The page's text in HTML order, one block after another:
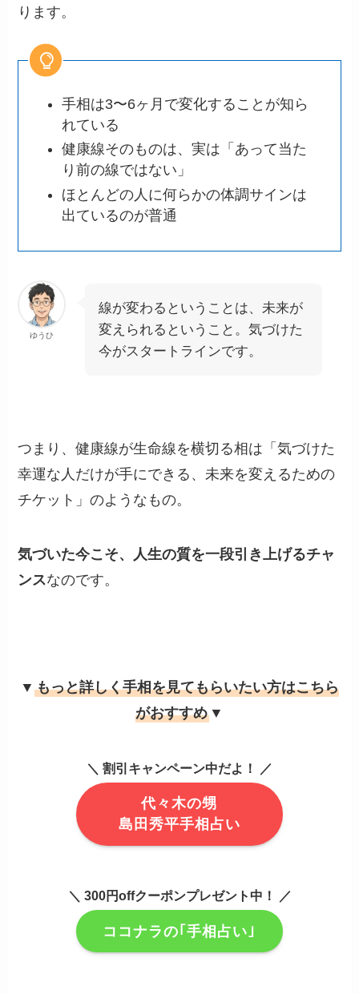
ります。
手相は3〜6ヶ月で変化することが知ら
れている
健康線そのものは、実は「あって当た
り前の線ではない」
ほとんどの人に何らかの体調サインは
出ているのが普通
ゆうひ
線が変わるということは、未来が
変えられるということ。気づけた
今がスタートラインです。
つまり、健康線が生命線を横切る相は「気づけた
幸運な人だけが手にできる、未来を変えるための
チケット」のようなもの。
気づいた今こそ、人生の質を一段引き上げるチャ
ンスなのです。
▼ もっと詳しく手相を見てもらいたい方はこちら
がおすすめ ▼
＼ 割引キャンペーン中だよ！ ／
代々木の甥
島田秀平手相占い
＼ 300円offクーポンプレゼント中！ ／
ココナラの｢手相占い｣